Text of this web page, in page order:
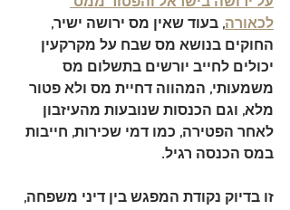
לכאורה, בעוד שאין מס ירושה ישיר,
החוקים בנושא מס שבח על מקרקעין
יכולים לחייב יורשים בתשלום מס
משמעותי, המהווה דחיית מס ולא פטור
מלא, וגם הכנסות שנובעות מהעיזבון
לאחר הפטירה, כמו דמי שכירות, חייבות
במס הכנסה רגיל.
זו בדיוק נקודת המפגש בין דיני משפחה,